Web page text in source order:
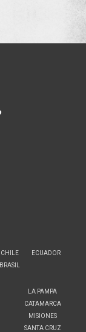
CHILE
BRASIL
ECUADOR
LA PAMPA
CATAMARCA
MISIONES
SANTA CRUZ